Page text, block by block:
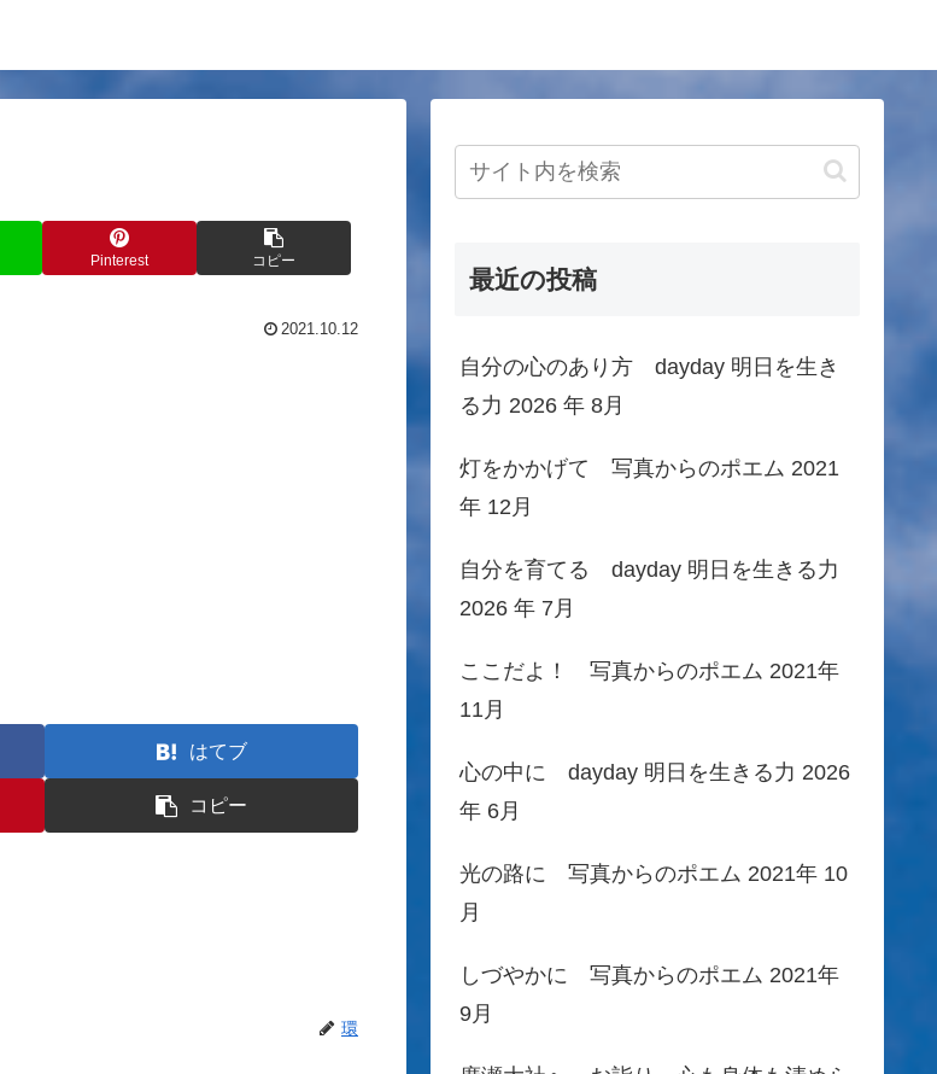
Pinterest コピー
2021.10.12
はてブ
コピー
環
最近の投稿
自分の心のあり方 dayday 明日を生き
る力 2026 年 8月
灯をかかげて 写真からのポエム 2021
年 12月
自分を育てる dayday 明日を生きる力
2026 年 7月
ここだよ！ 写真からのポエム 2021年
11月
心の中に dayday 明日を生きる力 2026
年 6月
光の路に 写真からのポエム 2021年 10
月
しづやかに 写真からのポエム 2021年
9月